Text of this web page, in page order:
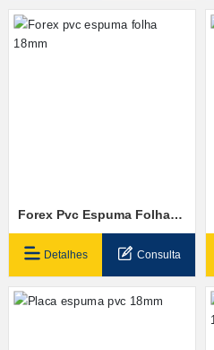
Forex Pvc Espuma Folha
18mm
Detalhes Consulta